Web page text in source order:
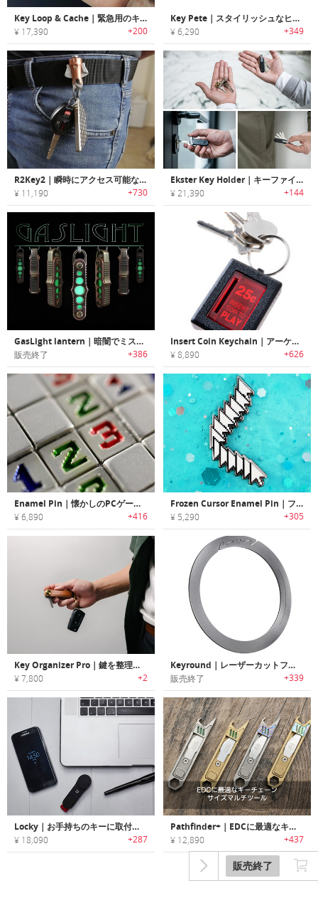
販売終了
Key Loop & Cache｜緊急用のキャッシュを持ち運べるキーチェーン「キーループ＆キャッシュ」
¥ 17,390 +200
Key Pete｜スタイリッシュなヒューマンモチーフマグネットキーホルダー
¥ 6,290 +349
R2Key2｜瞬時にアクセス可能なチタン製キークリップ「R2キー2」
¥ 11,190 +730
Ekster Key Holder｜キーファインダー・LEDライト搭載スマートキーホルダー「エクスター」
¥ 21,390 +144
GasLight lantern｜暗闇でミステリアスに発光するキーチェーンアクセサリー「ガスライトランタン」
販売終了 +386
Insert Coin Keychain｜アーケードゲームのコイン投入口モチーフキーチェーン
¥ 8,890 +626
Enamel Pin｜懐かしのPCゲームモチーフのエナメルピン
¥ 6,890 +416
Frozen Cursor Enamel Pin｜フリーズしたカーソルモチーフエナメルピン
¥ 5,290 +305
Key Organizer Pro｜鍵を整理整頓でき、コンパクトに持ち運べるキーオーガナイザー
¥ 7,800 +2
Keyround｜レーザーカットフラットデザインキーリング「キーラウンド」
販売終了 +339
Locky｜お手持ちのキーに取付けるスマートキーオーバーレイ「ロッキー」
¥ 18,090 +287
Pathfinder+｜EDCに最適なキーチェーンサイズマルチツール「パスファインダー」
¥ 12,890 +437